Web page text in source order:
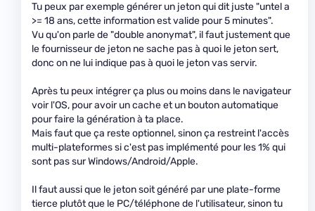
Tu peux par exemple générer un jeton qui dit juste "untel a
>= 18 ans, cette information est valide pour 5 minutes".
Vu qu'on parle de "double anonymat", il faut justement que
le fournisseur de jeton ne sache pas à quoi le jeton sert,
donc on ne lui indique pas à quoi le jeton vas servir.
Après tu peux intégrer ça plus ou moins dans le navigateur
voir l'OS, pour avoir un cache et un bouton automatique
pour faire la génération à ta place.
Mais faut que ça reste optionnel, sinon ça restreint l'accès
multi-plateformes si c'est pas implémenté pour les 1% qui
sont pas sur Windows/Android/Apple.
Il faut aussi que le jeton soit généré par une plate-forme
tierce plutôt que le PC/téléphone de l'utilisateur, sinon tu